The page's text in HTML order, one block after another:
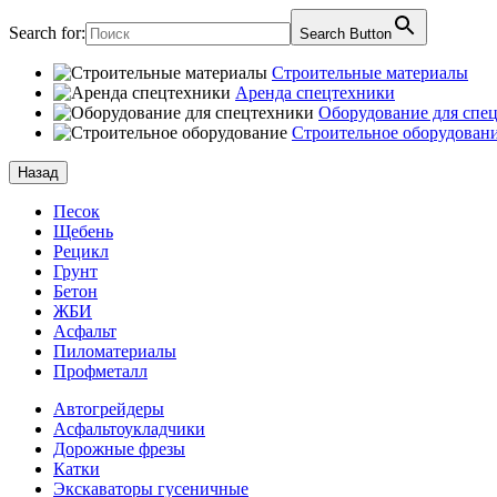
Search for: Search Button
Строительные материалы
Аренда спецтехники
Оборудование для
Строительное
Назад
Песок
Щебень
Рецикл
Грунт
Бетон
ЖБИ
Асфальт
Пиломатериалы
Профметалл
Автогрейдеры
Асфальто­укладчики
Дорожные фрезы
Катки
Экскаваторы гусеничные